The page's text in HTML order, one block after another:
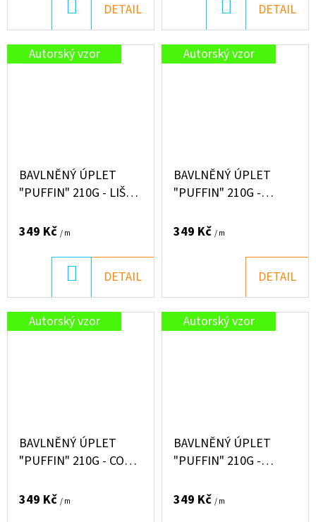
KOŠÍKU
DETAIL
KOŠÍKU
DETAIL
Autorský vzor
BAVLNĚNÝ ÚPLET
"PUFFIN" 210G - LIŠKA
349 Kč / m
KOŠÍKU
DETAIL
Autorský vzor
BAVLNĚNÝ ÚPLET
"PUFFIN" 210G -
349 Kč / m
DETAIL
Autorský vzor
BAVLNĚNÝ ÚPLET
"PUFFIN" 210G - COOL
349 Kč / m
Autorský vzor
BAVLNĚNÝ ÚPLET
"PUFFIN" 210G -
349 Kč / m